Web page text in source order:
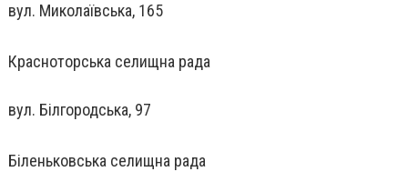
вул. Миколаївська, 165
Красноторська селищна рада
вул. Білгородська, 97
Біленьковська селищна рада